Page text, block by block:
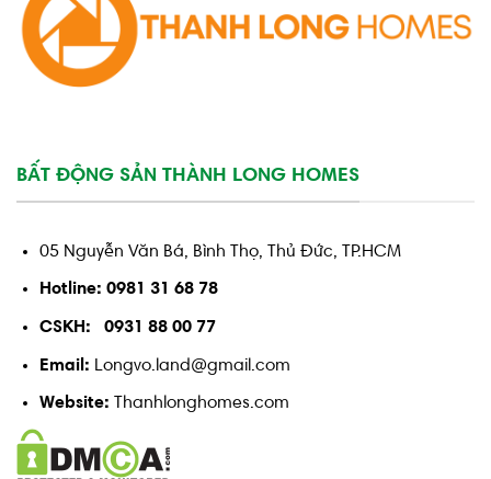
BẤT ĐỘNG SẢN THÀNH LONG HOMES
05 Nguyễn Văn Bá, Bình Thọ, Thủ Đức, TP.HCM
Hotline: 0981 31 68 78
CSKH: 0931 88 00 77
Email: Longvo.land@gmail.com
Website: Thanhlonghomes.com